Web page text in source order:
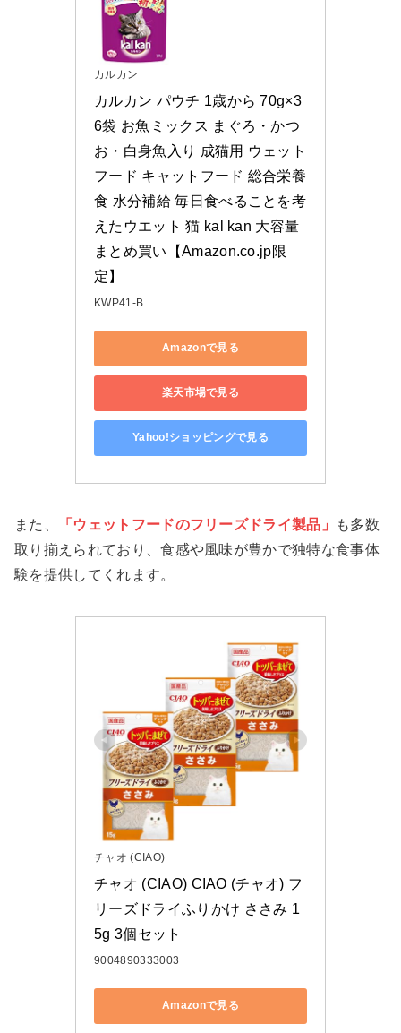
カルカン
カルカン パウチ 1歳から 70g×3
6袋 お魚ミックス まぐろ・かつ
お・白身魚入り 成猫用 ウェット
フード キャットフード 総合栄養
食 水分補給 毎日食べることを考
えたウエット 猫 kal kan 大容量
まとめ買い【Amazon.co.jp限
定】
KWP41-B
Amazonで見る
楽天市場で見る
Yahoo!ショッピングで見る
また、 「ウェットフードのフリーズドライ製品」
も多数
取り揃えられており、食感や風味が豊かで独特な食事体
験を提供してくれます。
チャオ (CIAO)
チャオ (CIAO) CIAO (チャオ) フ
リーズドライふりかけ ささみ 1
5g 3個セット
9004890333003
Amazonで見る